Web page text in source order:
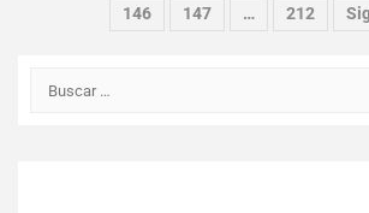
146
147 … 212
Buscar: